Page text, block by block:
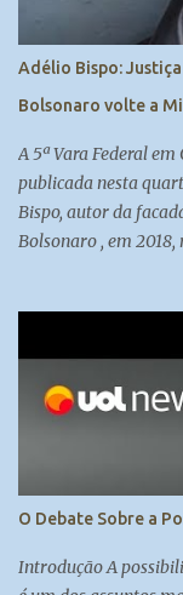
Adélio Bispo:
Bolsonaro volte a
A 5ª Vara Federal
publicada nesta
Bispo, autor da
Bolsonaro , em 2018,
O Debate Sobre a
Introdução A